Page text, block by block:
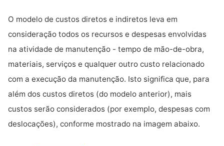
O modelo de custos diretos e indiretos leva em
consideração todos os recursos e despesas envolvidas
na atividade de manutenção - tempo de mão-de-obra,
materiais, serviços e qualquer outro custo relacionado
com a execução da manutenção. Isto significa que, para
além dos custos diretos (do modelo anterior), mais
custos serão considerados (por exemplo, despesas com
deslocações), conforme mostrado na imagem abaixo.